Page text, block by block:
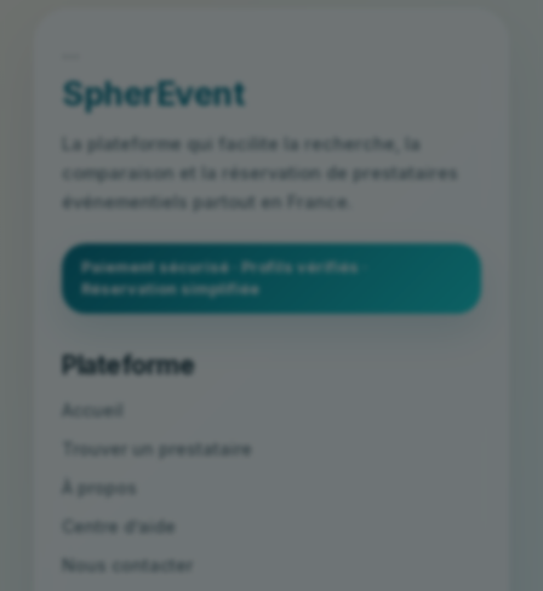
SpherEvent
La plateforme qui facilite la recherche, la
comparaison et la réservation de prestataires
événementiels partout en France.
Paiement sécurisé · Profils vérifiés ·
Réservation simplifiée
Plateforme
Accueil
Trouver un prestataire
À propos
Centre d’aide
Nous contacter